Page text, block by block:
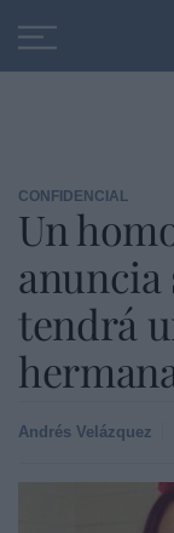
CONFIDENCIAL
Un
anuncia
tendrá
Andrés Velázquez